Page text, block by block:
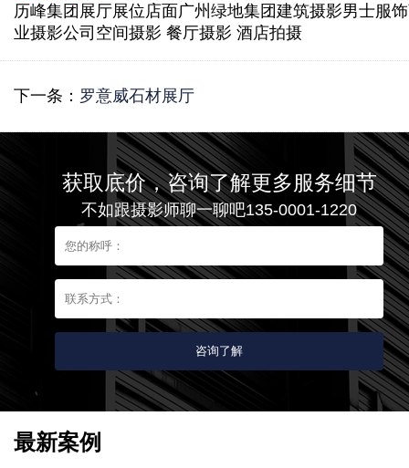
历峰集团 展厅展位店面广州绿地集团建筑摄影男士服
业摄影公司 空间摄影 餐厅摄影 酒店拍摄
下一条： 罗意威石材展厅
获取底价，咨询了解更多服务细节
不如跟摄影师聊一聊吧135-0001-1220
最新案例